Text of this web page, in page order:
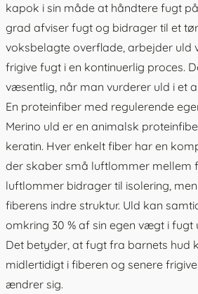
kapok i sin måde at håndtere fugt
grad afviser fugt og bidrager til et
voksbelagte overflade, arbejder uld
frigive fugt i en kontinuerlig proces.
væsentlig, når man vurderer uld i et
En proteinfiber med regulerende
Merino uld er en animalsk
keratin. Hver enkelt fiber har en
der skaber små luftlommer mellem
luftlommer bidrager til isolering,
fiberens indre struktur. Uld kan
omkring 30 % af sin egen vægt i fugt
Det betyder, at fugt fra barnets hud
midlertidigt i fiberen og senere
ændrer sig.